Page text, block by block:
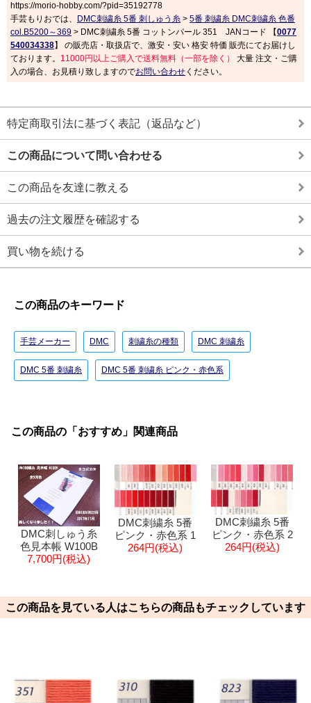
https://morio-hobby.com/?pid=35192778
手芸もりおでは、
DMC刺繍糸 5番 刺しゅう糸 > 5番 刺繍糸 DMC刺繍糸 色番
col.B5200～369 > DMC刺繍糸 5番 コットンパール 351 JANコード 【0077
540034338】 の販売店・取扱店で、激安・安い 格安 特価 販売にてお届けし
ております。 11000円以上ご購入で送料無料（一部を除く）
大量 注文・ご購
入の場合、お見積り致しますのでお問い合わせ ください。
特定商取引法に基づく表記（返品など）
この商品について問い合わせる
この商品を友達に教える
過去の注文履歴を確認する
買い物を続ける
この商品のキーワード
手芸メーカー DMC 刺繍糸の種類 DMC 刺繍糸
DMC 5番 刺繍糸 DMC 5番 刺繍糸 ピンク・赤色系
この商品の「おすすめ」関連商品
DMC刺しゅう糸
色見本帳 W100B
7,700円(税込)
DMC刺繍糸 5番
ピンク・赤色系 1
264円(税込)
DMC刺繍糸 5番
ピンク・赤色系 2
264円(税込)
この商品を見ている人はこちらの商品もチェックしています